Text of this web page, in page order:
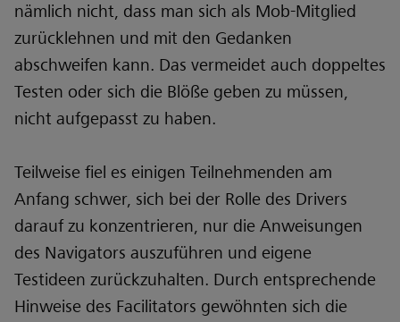
nämlich nicht, dass man sich als Mob-Mitglied
zurücklehnen und mit den Gedanken
abschweifen kann. Das vermeidet auch doppeltes
Testen oder sich die Blöße geben zu müssen,
nicht aufgepasst zu haben.
Teilweise fiel es einigen Teilnehmenden am
Anfang schwer, sich bei der Rolle des Drivers
darauf zu konzentrieren, nur die Anweisungen
des Navigators auszuführen und eigene
Testideen zurückzuhalten. Durch entsprechende
Hinweise des Facilitators gewöhnten sich die